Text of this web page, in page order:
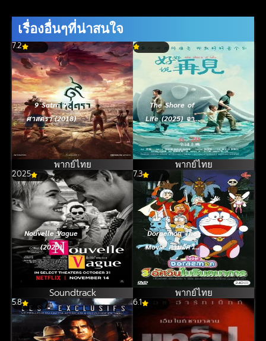
เรื่องอื่นๆที่น่าสนใจ
7.2
9 Satra 9
ศาสตรา (2018)
พากย์ไทย
The Shore of
Life (2025) จาก
กันด้วยรัก
พากย์ไทย
2025
Nouvelle Vague
(2025)
Soundtrack
7.3
Doraemon The
Movie สามอัศวิน
ในจินตนาการ
(1994)
พากย์ไทย
5.8 6.1